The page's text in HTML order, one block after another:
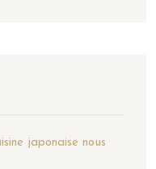
japonaise nous